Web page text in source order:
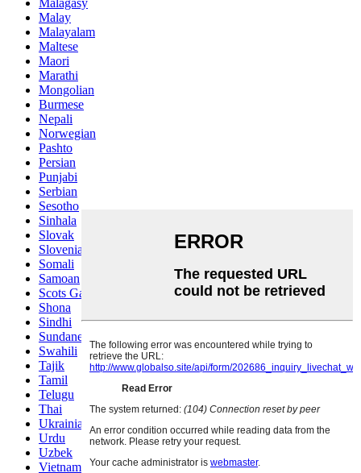
Malagasy
Malay
Malayalam
Maltese
Maori
Marathi
Mongolian
Burmese
Nepali
Norwegian
Pashto
Persian
Punjabi
Serbian
Sesotho
Sinhala
Slovak
Slovenian
Somali
Samoan
Scots Gaelic
Shona
Sindhi
Sundanese
Swahili
Tajik
Tamil
Telugu
Thai
Ukrainian
Urdu
Uzbek
Vietnamese